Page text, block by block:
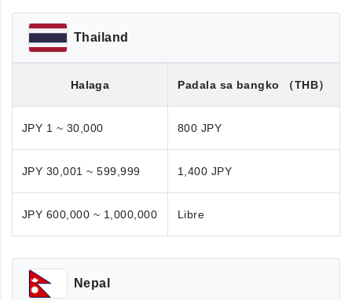
Thailand
Halaga Padala sa bangko （THB）
JPY 1 ~ 30,000
800 JPY
JPY 30,001 ~ 599,999
1,400 JPY
JPY 600,000 ~ 1,000,000 Libre
Nepal